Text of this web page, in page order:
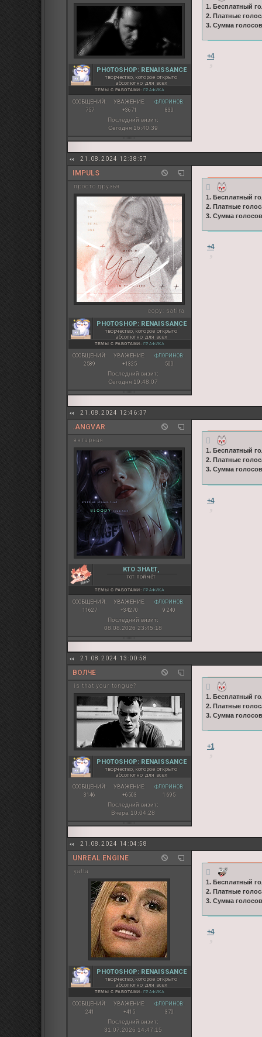
PHOTOSHOP: RENAISSANCE
творчество, которое открыто
абсолютно для всех
ТЕМЫ С РАБОТАМИ: ГРАФИКА
СООБЩЕНИЙ:
757
УВАЖЕНИЕ:
+3671
ФЛОРИНОВ:
830
Последний визит:
Сегодня 16:40:39
1. Бесплатный
2. Платные
3. Сумма
+4
21.08.2024 12:38:57
IMPULS
просто друзья
copy: satira
PHOTOSHOP: RENAISSANCE
творчество, которое открыто
абсолютно для всех
ТЕМЫ С РАБОТАМИ: ГРАФИКА
СООБЩЕНИЙ:
2589
УВАЖЕНИЕ:
+1325
ФЛОРИНОВ:
500
Последний визит:
Сегодня 19:48:07
1. Бесплатный
2. Платные
3. Сумма
+4
21.08.2024 12:46:37
.ANGVAR
янтарная
КТО ЗНАЕТ,
тот поймёт
ТЕМЫ С РАБОТАМИ: ГРАФИКА
СООБЩЕНИЙ:
11627
УВАЖЕНИЕ:
+34270
ФЛОРИНОВ:
9 240
Последний визит:
08.08.2026 23:45:18
1. Бесплатный
2. Платные
3. Сумма
+4
21.08.2024 13:00:58
ВОЛЧЕ
is that your tongue?
PHOTOSHOP: RENAISSANCE
творчество, которое открыто
абсолютно для всех
СООБЩЕНИЙ:
3146
УВАЖЕНИЕ:
+6503
ФЛОРИНОВ:
1 695
Последний визит:
Вчера 10:04:28
1. Бесплатный
2. Платные
3. Сумма
+1
21.08.2024 14:04:58
UNREAL ENGINE
yatta
PHOTOSHOP: RENAISSANCE
творчество, которое открыто
абсолютно для всех
ТЕМЫ С РАБОТАМИ: ГРАФИКА
СООБЩЕНИЙ:
241
УВАЖЕНИЕ:
+415
ФЛОРИНОВ:
370
Последний визит:
31.07.2026 14:47:15
1. Бесплатный
2. Платные
3. Сумма
+4